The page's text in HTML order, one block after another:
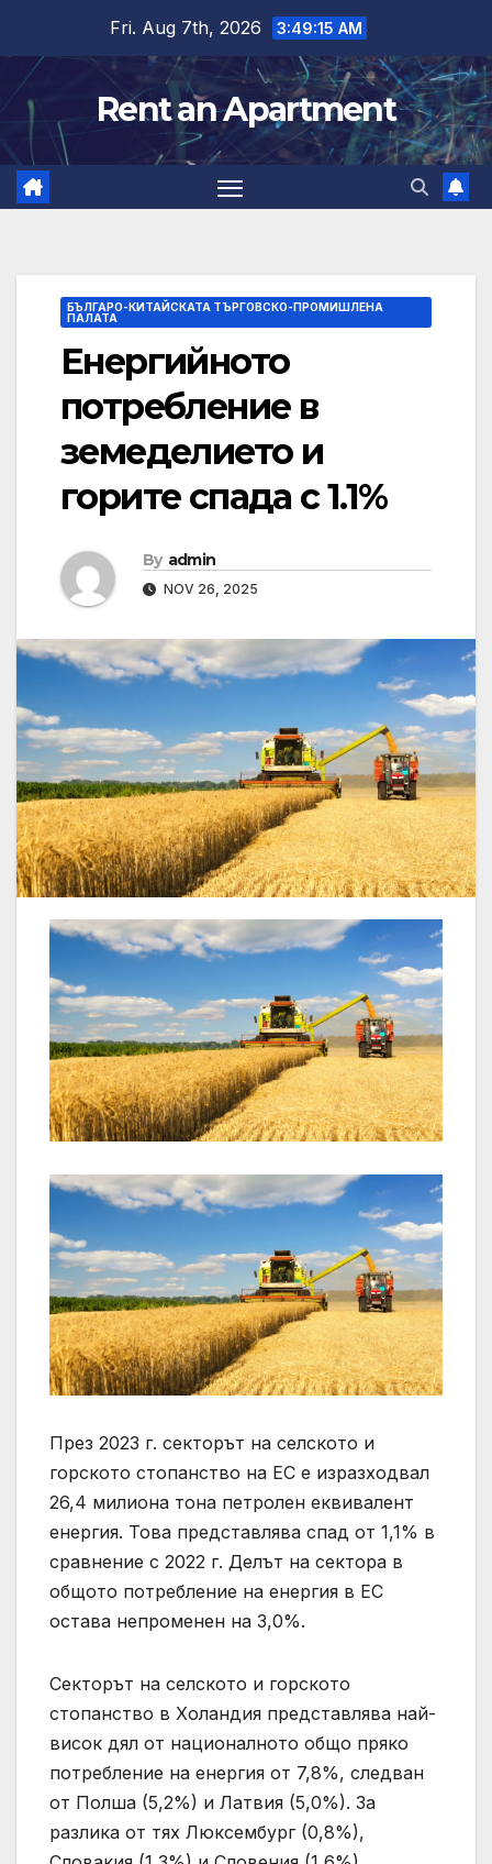
content
Fri. Aug 7th, 2026 3:49:16 AM
Rent an Apartment
БЪЛГАРО-КИТАЙСКАТА ТЪРГОВСКО-ПРОМИШЛЕНА
ПАЛАТА
Енергийното
потребление в
земеделието и
горите спада с 1.1%
By admin
NOV 26, 2025
През 2023 г. секторът на селското и
горското стопанство на ЕС е изразходвал
26,4 милиона тона петролен еквивалент
енергия. Това представлява спад от 1,1% в
сравнение с 2022 г. Делът на сектора в
общото потребление на енергия в ЕС
остава непроменен на 3,0%.
Секторът на селското и горското
стопанство в Холандия представлява най-
висок дял от националното общо пряко
потребление на енергия от 7,8%, следван
от Полша (5,2%) и Латвия (5,0%). За
разлика от тях Люксембург (0,8%),